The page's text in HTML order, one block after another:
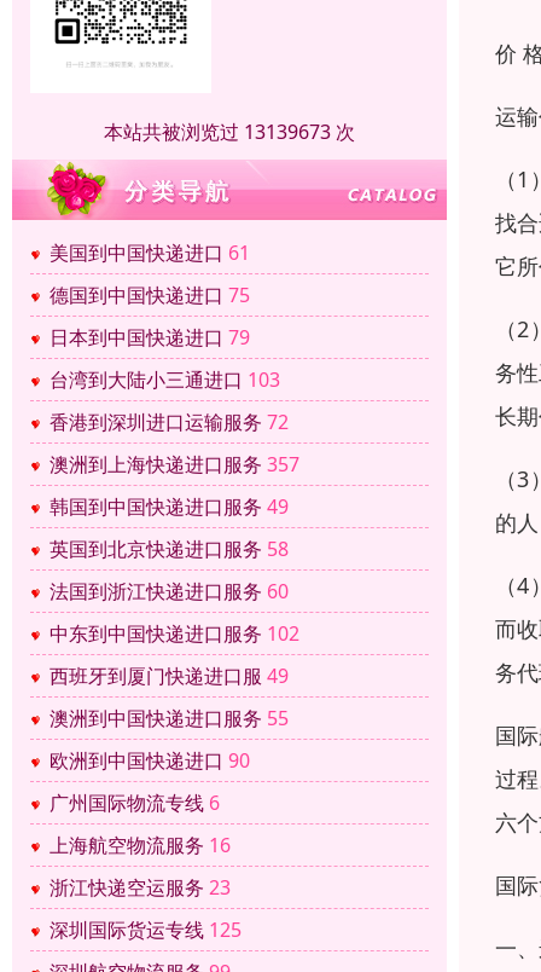
本站共被浏览过 13139673 次
美国到中国快递进口 61
德国到中国快递进口 75
日本到中国快递进口 79
台湾到大陆小三通进口 103
香港到深圳进口运输服务 72
澳洲到上海快递进口服务 357
韩国到中国快递进口服务 49
英国到北京快递进口服务 58
法国到浙江快递进口服务 60
中东到中国快递进口服务 102
西班牙到厦门快递进口服 49
澳洲到中国快递进口服务 55
欧洲到中国快递进口 90
广州国际物流专线 6
上海航空物流服务 16
浙江快递空运服务 23
深圳国际货运专线 125
价
运
（
找
它
（
务
长
（
的
（
而
务
国
过
六
国
一